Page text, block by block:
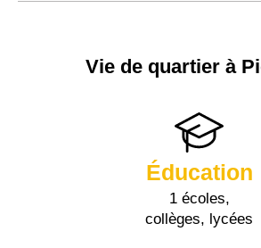
Vie de quartier à
Éducation
1 écoles,
collèges, lycées